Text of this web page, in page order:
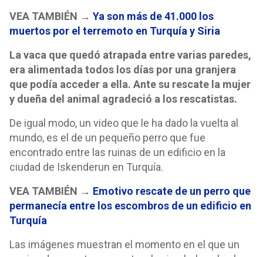
VEA TAMBIÉN → Ya son más de 41.000 los
muertos por el terremoto en Turquía y Siria
La vaca que quedó atrapada entre varias paredes,
era alimentada todos los días por una granjera
que podía acceder a ella. Ante su rescate la mujer
y dueña del animal agradeció a los rescatistas.
De igual modo, un video que le ha dado la vuelta al
mundo, es el de un pequeño perro que fue
encontrado entre las ruinas de un edificio en la
ciudad de Iskenderun en Turquía.
VEA TAMBIÉN → Emotivo rescate de un perro que
permanecía entre los escombros de un edificio en
Turquía
Las imágenes muestran el momento en el que un